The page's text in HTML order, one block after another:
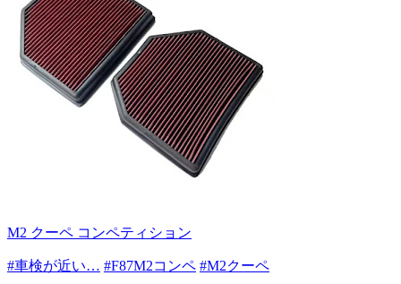
M2 クーペ コンペティション
#車検が近い… #F87M2コンペ #M2クーペ